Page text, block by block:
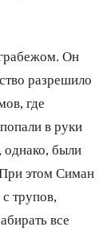
Он
разрешило
где
в руки
однако, были
этом Симан
трупов,
все